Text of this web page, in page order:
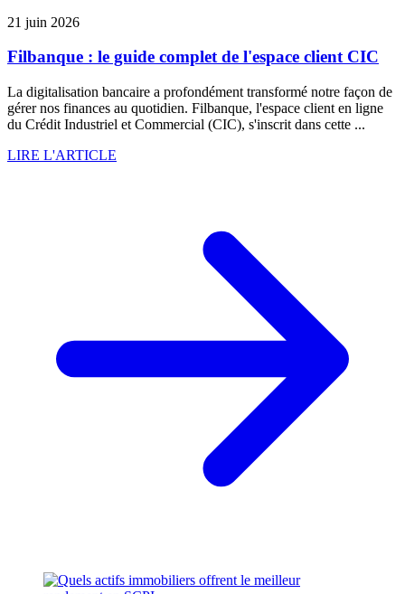
21 juin 2026
Filbanque : le guide complet de l'espace client CIC
La digitalisation bancaire a profondément transformé notre façon de
gérer nos finances au quotidien. Filbanque, l'espace client en ligne
du Crédit Industriel et Commercial (CIC), s'inscrit dans cette ...
LIRE L'ARTICLE